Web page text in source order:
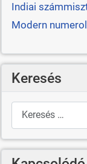
Indiai
Modern
Keresés
Keresés